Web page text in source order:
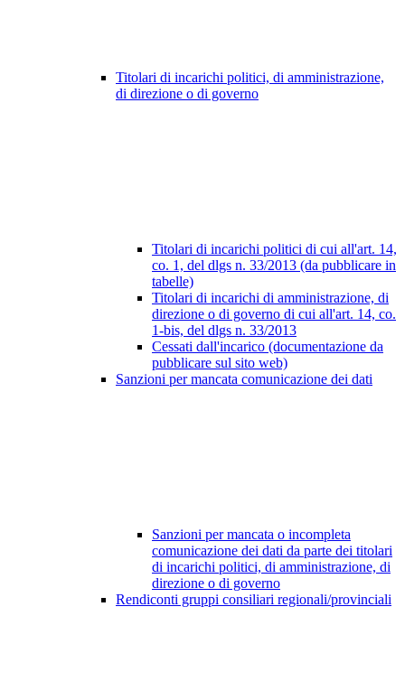
Titolari di incarichi politici, di amministrazione,
di direzione o di governo
Titolari di incarichi politici di cui all'art. 14,
co. 1, del dlgs n. 33/2013 (da pubblicare in
tabelle)
Titolari di incarichi di amministrazione, di
direzione o di governo di cui all'art. 14, co.
1-bis, del dlgs n. 33/2013
Cessati dall'incarico (documentazione da
pubblicare sul sito web)
Sanzioni per mancata comunicazione dei dati
Sanzioni per mancata o incompleta
comunicazione dei dati da parte dei titolari
di incarichi politici, di amministrazione, di
direzione o di governo
Rendiconti gruppi consiliari regionali/provinciali